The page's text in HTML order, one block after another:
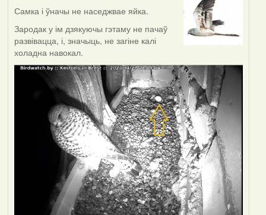
Самка і ўначы не наседжвае яйка.
Зародак у ім дзякуючы гэтаму не пачаў
развівацца, і, значыць, не загіне калі
холадна навокал.